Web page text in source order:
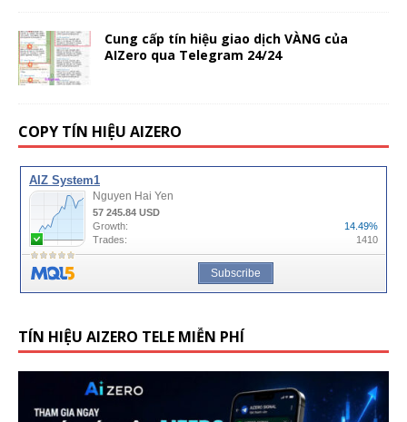
Cung cấp tín hiệu giao dịch VÀNG của
AIZero qua Telegram 24/24
COPY TÍN HIỆU AIZERO
TÍN HIỆU AIZERO TELE MIỄN PHÍ